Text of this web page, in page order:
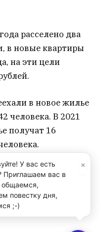
расселено два
в новые квартиры
на эти цели
в новое жилье
человека. В 2021
получат 16
совете
принял
×
У вас есть
Приглашаем вас в
общаемся,
повестку дня,
;-)